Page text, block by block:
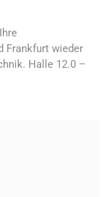
Frankfurt wieder
Halle 12.0 –